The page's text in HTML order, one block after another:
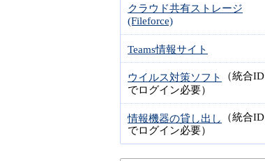
クラウド共有ストレージ
(Fileforce)
Teams情報サイト
ウイルス対策ソフト
（統合ID
でログイン必要）
情報機器の貸し出し
（統合ID
でログイン必要）